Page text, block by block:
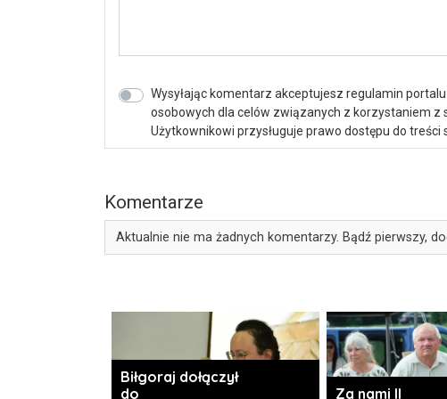
Wysyłając komentarz akceptujesz regulamin
osobowych dla celów związanych z korzystaniem z
Użytkownikowi przysługuje prawo dostępu do treści
Komentarze
Aktualnie nie ma żadnych komentarzy. Bądź pierwszy,
Biłgoraj dołączył
do
Za nami II